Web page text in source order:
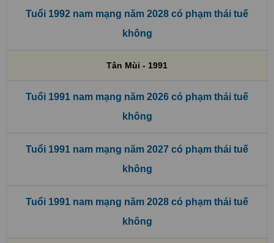
Tuổi 1992 nam mạng năm 2028 có phạm thái tuế
không
Tân Mùi - 1991
Tuổi 1991 nam mạng năm 2026 có phạm thái tuế
không
Tuổi 1991 nam mạng năm 2027 có phạm thái tuế
không
Tuổi 1991 nam mạng năm 2028 có phạm thái tuế
không